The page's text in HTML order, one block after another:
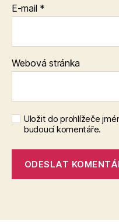
E-mail *
Webová stránka
Uložit do prohlížeče
budoucí komentáře.